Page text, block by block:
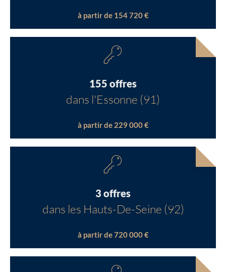
à partir de 154 720 €
155 offres
dans l'Essonne (91)
à partir de 229 000 €
3 offres
dans les Hauts-De-Seine (92)
à partir de 720 000 €